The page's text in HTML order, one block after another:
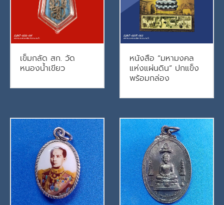
เข็มกลัด สก. วัด
หนองน้ำเขียว
หนังสือ “มหามงคล
แห่งแผ่นดิน” ปกแข็ง
พร้อมกล่อง